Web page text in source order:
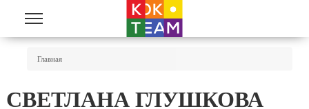
Перейти к основному содержанию
Главная
СВЕТЛАНА ГЛУШКОВА